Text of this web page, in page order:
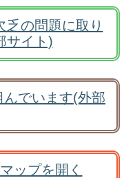
乏の問題に取り
サイト)
でいます(外部
ップを開く